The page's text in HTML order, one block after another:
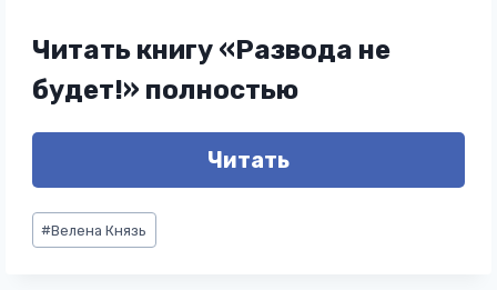
Читать книгу «Развода не
будет!» полностью
Читать
Метки
записи:
#Велена Князь